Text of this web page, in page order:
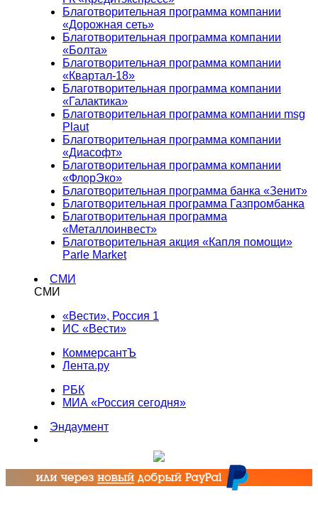
Благотворительная программа компании
«Дорожная сеть»
Благотворительная программа компании
«Болта»
Благотворительная программа компании
«Квартал-18»
Благотворительная программа компании
«Галактика»
Благотворительная программа компании msg
Plaut
Благотворительная программа компании
«Диасофт»
Благотворительная программа компании
«ФлорЭко»
Благотворительная программа банка «Зенит»
Благотворительная программа Газпромбанка
Благотворительная программа
«Металлоинвест»
Благотворительная акция «Капля помощи»
Parle Market
СМИ
СМИ
«Вести», Россия 1
ИС «Вести»
КоммерсантЪ
Лента.ру
РБК
МИА «Россия сегодня»
Эндаумент